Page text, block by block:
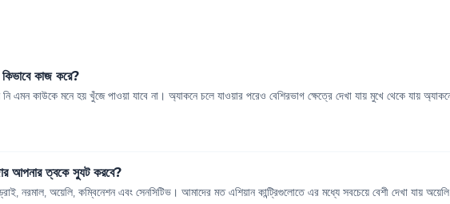
কিভাবে কাজ করে?
এমন কাউকে মনে হয় খুঁজে পাওয়া যাবে না। অ্যাকনে চলে যাওয়ার পরেও বেশিরভাগ ক্ষেত্রে দেখা যায় মুখে থেকে যায়
আপনার ত্বকে স্যুট করবে?
নরমাল, অয়েলি, কম্বিনেশন এবং সেনসিটিভ। আমাদের মত এশিয়ান কান্ট্রিগুলোতে এর মধ্যে সবচেয়ে বেশী দেখা যায় অয়েলি